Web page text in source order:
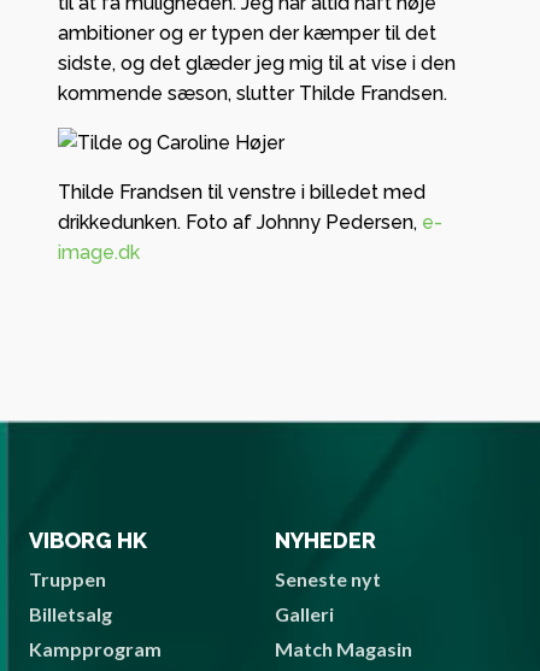
ambitioner og er typen der kæmper til det
sidste, og det glæder jeg mig til at vise i den
kommende sæson, slutter Thilde Frandsen.
Thilde Frandsen til venstre i billedet med
drikkedunken. Foto af Johnny Pedersen, e-
image.dk
VIBORG HK
Truppen
Billetsalg
Kampprogram
NYHEDER
Seneste nyt
Galleri
Match Magasin